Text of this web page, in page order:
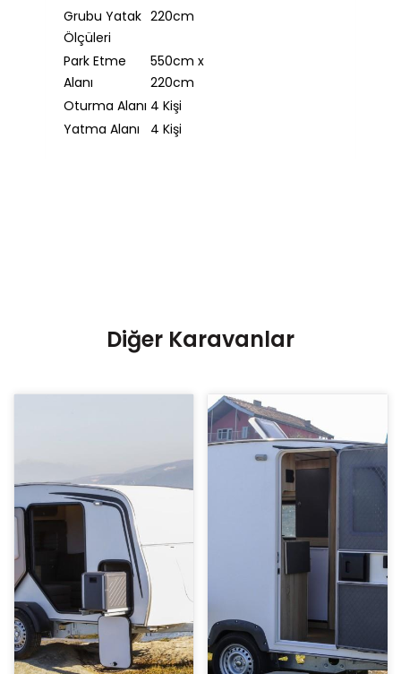
Grubu Yatak
Ölçüleri
220cm
Park Etme
Alanı
550cm x
220cm
Oturma Alanı 4 Kişi
Yatma Alanı
4 Kişi
Diğer Karavanlar